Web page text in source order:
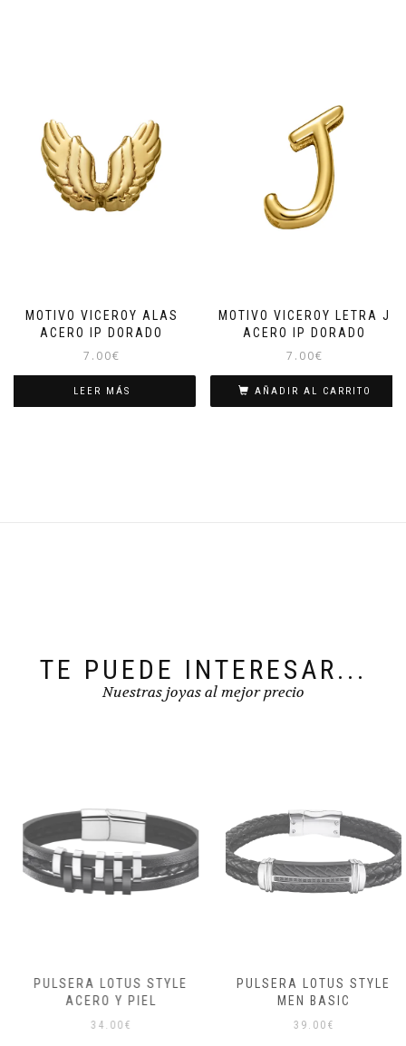
MOTIVO VICEROY ALAS
ACERO IP DORADO
7.00€
LEER MÁS
MOTIVO VICEROY LETRA J
ACERO IP DORADO
7.00€
AÑADIR AL CARRITO
TE PUEDE INTERESAR...
Nuestras joyas al mejor precio
PULSERA LOTUS STYLE
ACERO Y PIEL
34.00€
PULSERA LOTUS STYLE
MEN BASIC
39.00€